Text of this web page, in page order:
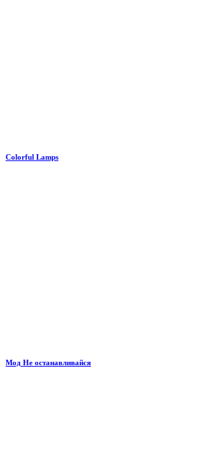
Colorful Lamps
Мод Не останавливайся